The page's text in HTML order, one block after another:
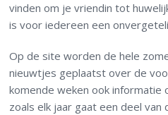
vinden om je vriendin tot
is voor iedereen een
Op de site worden de hele
nieuwtjes geplaatst over de
komende weken ook informatie
zoals elk jaar gaat een deel